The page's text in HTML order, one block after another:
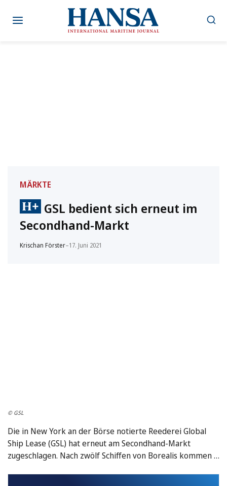
Inhalt
MÄRKTE
GSL bedient sich erneut im
Secondhand-Markt
Krischan Förster–17. Juni 2021
© GSL
Die in New York an der Börse notierte Reederei Global
Ship Lease (GSL) hat erneut am Secondhand-Markt
zugeschlagen. Nach zwölf Schiffen von Borealis kommen …